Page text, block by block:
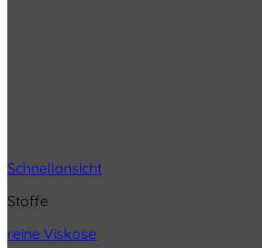
Schnellansicht
Stoffe
reine Viskose